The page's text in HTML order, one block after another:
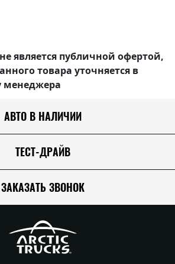
является публичной офертой,
товара уточняется в
менеджера
АВТО В НАЛИЧИИ
ТЕСТ-ДРАЙВ
ЗАКАЗАТЬ ЗВОНОК